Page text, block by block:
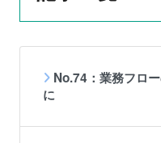
No.74：業務フロ
に